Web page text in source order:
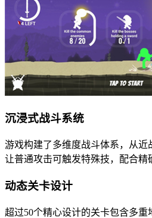
沉浸式战斗系统
游戏构建了多维度战斗体系，从
让普通攻击可触发特殊技，配合精
动态关卡设计
超过50个精心设计的关卡包含多